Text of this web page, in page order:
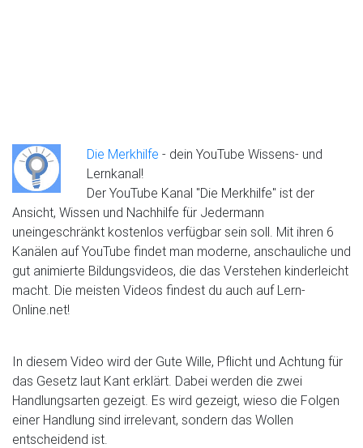
Die Merkhilfe - dein YouTube Wissens- und
Lernkanal!
Der YouTube Kanal "Die Merkhilfe" ist der
Ansicht, Wissen und Nachhilfe für Jedermann
uneingeschränkt kostenlos verfügbar sein soll. Mit ihren 6
Kanälen auf YouTube findet man moderne, anschauliche und
gut animierte Bildungsvideos, die das Verstehen kinderleicht
macht. Die meisten Videos findest du auch auf Lern-
Online.net!
In diesem Video wird der Gute Wille, Pflicht und Achtung für
das Gesetz laut Kant erklärt. Dabei werden die zwei
Handlungsarten gezeigt. Es wird gezeigt, wieso die Folgen
einer Handlung sind irrelevant, sondern das Wollen
entscheidend ist.